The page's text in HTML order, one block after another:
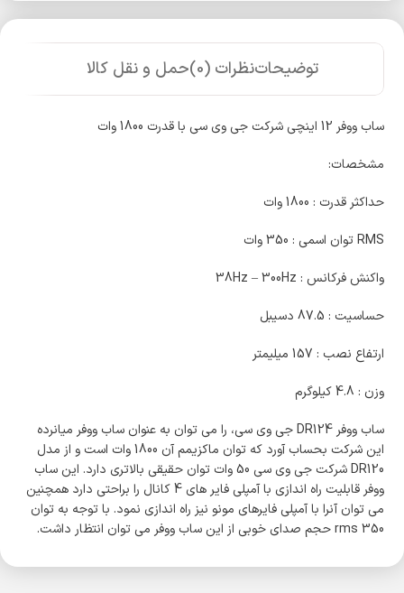
توضیحاتنظرات (0) حمل و نقل کالا
ساب ووفر 12 اینچی شرکت جی وی سی با قدرت 1800 وات
مشخصات:
حداکثر قدرت : 1800 وات
RMS توان اسمی : 350 وات
واکنش فرکانس : 38Hz – 300Hz
حساسیت : 87.5 دسیبل
ارتفاع نصب : 157 میلیمتر
وزن : 4.8 کیلوگرم
ساب ووفر DR124 جی وی سی، را می توان به عنوان ساب ووفر میانرده
این شرکت بحساب آورد که توان ماکزیمم آن 1800 وات است و از مدل
DR120 شرکت جی وی سی 50 وات توان حقیقی بالاتری دارد. این ساب
ووفر قابلیت راه اندازی با آمپلی فایر های 4 کانال را براحتی دارد همچنین
می توان آنرا با آمپلی فایرهای مونو نیز راه اندازی نمود. با توجه به توان
350 rms حجم صدای خوبی از این ساب ووفر می توان انتظار داشت.